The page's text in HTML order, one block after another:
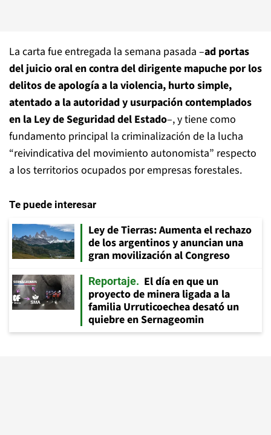
La carta fue entregada la semana pasada –ad portas
del juicio oral en contra del dirigente mapuche por los
delitos de apología a la violencia, hurto simple,
atentado a la autoridad y usurpación contemplados
en la Ley de Seguridad del Estado–, y tiene como
fundamento principal la criminalización de la lucha
“reivindicativa del movimiento autonomista” respecto
a los territorios ocupados por empresas forestales.
Te puede interesar
Ley de Tierras: Aumenta el rechazo
de los argentinos y anuncian una
gran movilización al Congreso
Reportaje
El día en que un
proyecto de minera ligada a la
familia Urruticoechea desató un
quiebre en Sernageomin